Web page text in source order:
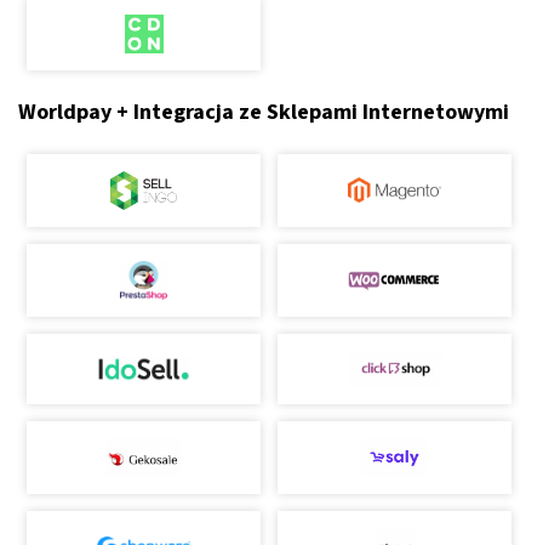
Worldpay + Integracja ze Sklepami Internetowymi